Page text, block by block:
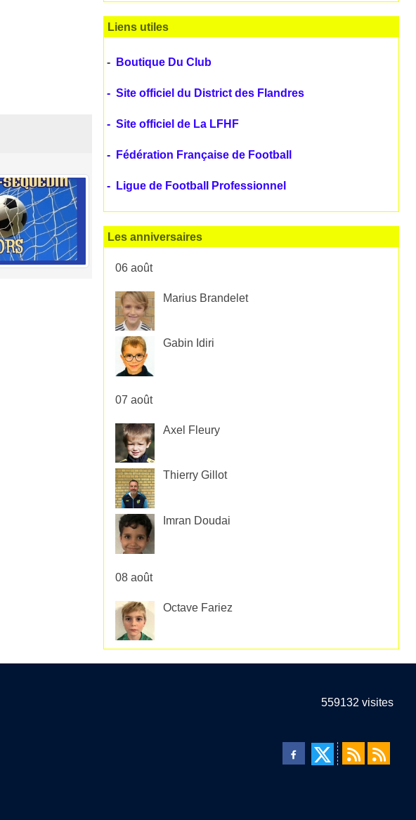
Liens utiles
- Boutique Du Club
- Site officiel du District des Flandres
- Site officiel de La LFHF
- Fédération Française de Football
- Ligue de Football Professionnel
Les anniversaires
06 août
Marius Brandelet
Gabin Idiri
07 août
Axel Fleury
Thierry Gillot
Imran Doudai
08 août
Octave Fariez
559132 visites